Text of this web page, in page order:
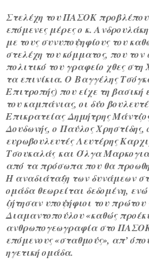
Στελέχη του ΠΑΣΟΚ
επόμενες μέρες ο κ.
με τους συνυποψηφίους του
στελέχη του κόμματος, που
πολιτικό του γραφείο χθες
τα επινίκια. ΟΒαγγέλης
Επιτροπής) που είχε τη βασική
του καμπάνιας, οι δύο
ΕπικρατείαςΔημήτρης
Δουδωνής, οΠαύλος Χρηστίδης,
ευρωβουλευτέςΛευτέρης
Τσουκαλάς και Όλγα
από τα πρόσωπα που θα
Η αναδιάταξη των δυνάμεων
ομάδα θεωρείται δεδομένη,
ζήτησαν υποψήφιοι του
Διαμαντοπούλου «καθώς
ανθρωπογεωγραφία στο
επόμενους «σταθμούς», απ’
ηγετική ομάδα.